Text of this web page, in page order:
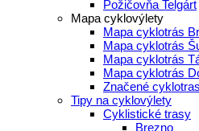
Požičovňa Telgárt
Mapa cyklovýlety
Mapa cyklotrás
Mapa cyklotrás
Mapa cyklotrás
Mapa cyklotrás
Značené
Tipy na cyklovýlety
Cyklistické trasy
Brezno